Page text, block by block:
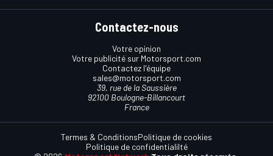
Contactez-nous
Votre opinion
Votre publicité sur Motorsport.com
Contactez l'équipe
sales@motorsport.com
39, rue de la Saussière
92100 Boulogne-Billancourt
France
Termes & ConditionsPolitique de cookies
Politique de confidentialilté